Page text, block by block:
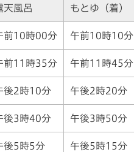
天風呂 もとゆ（着）
前10時00分 午前10時10分
前11時35分 午前11時45分
後2時10分 午後2時20分
後3時40分 午後3時50分
後5時5分 午後5時15分